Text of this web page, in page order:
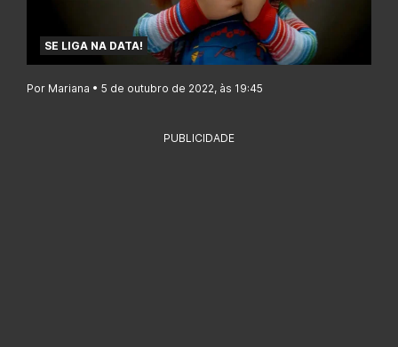
SE LIGA NA DATA!
Por Mariana • 5 de outubro de 2022, às 19:45
PUBLICIDADE